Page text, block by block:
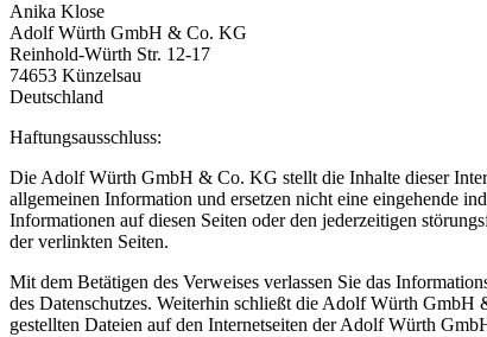
Anika Klose
Adolf Würth GmbH & Co. KG
Reinhold-Würth Str. 12-17
74653 Künzelsau
Deutschland
Haftungsausschluss:
Die Adolf Würth GmbH & Co. KG stellt die Inhalte dieser
allgemeinen Information und ersetzen nicht eine
Informationen auf diesen Seiten oder den jederzeitigen
der verlinkten Seiten.
Mit dem Betätigen des Verweises verlassen Sie das
des Datenschutzes. Weiterhin schließt die Adolf Würth
gestellten Dateien auf den Internetseiten der Adolf Würth